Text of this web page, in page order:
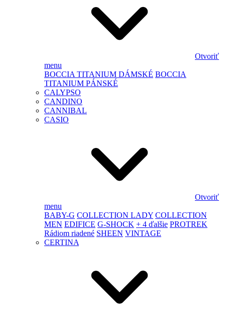
Otvoriť
menu
BOCCIA TITANIUM DÁMSKÉ BOCCIA
TITANIUM PÁNSKÉ
CALYPSO
CANDINO
CANNIBAL
CASIO
Otvoriť
menu
BABY-G COLLECTION LADY COLLECTION
MEN EDIFICE G-SHOCK + 4 ďalšie PROTREK
Rádiom riadené SHEEN VINTAGE
CERTINA